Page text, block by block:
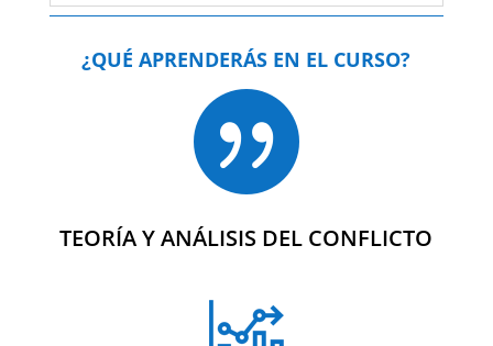
¿QUÉ APRENDERÁS EN EL CURSO?

TEORÍA Y ANÁLISIS DEL CONFLICTO